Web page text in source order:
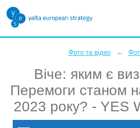
Фото та відео ←
Віче: яким є
Перемоги станом
2023 року? - YES